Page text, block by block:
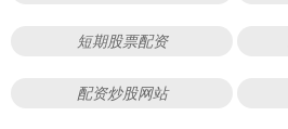
短期股票配资
配资炒股网站